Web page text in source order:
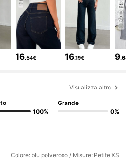
16.54€ 16.19€ 9
Visualizza altro
100%
Grande
0%
Colore: blu polveroso / Misure: Petite XS